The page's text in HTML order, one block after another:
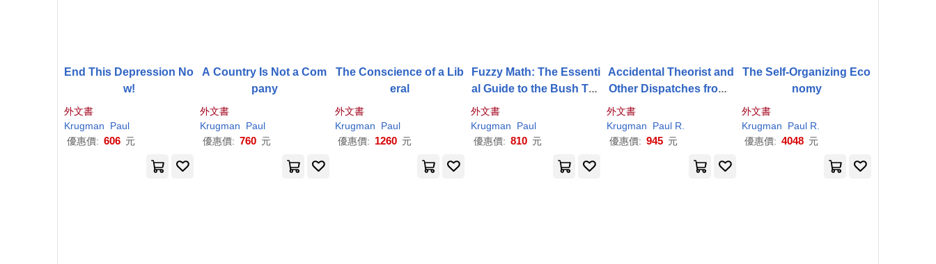
End This Depression No
w!
外文書
Krugman
Paul
優惠價: 606 元
A Country Is Not a Com
pany
外文書
Krugman
Paul
優惠價: 760 元
The Conscience of a Lib
eral
外文書
Krugman
Paul
優惠價: 1260 元
Fuzzy Math: The Essenti
al Guide to the Bush Tax
外文書
Krugman
Paul
優惠價: 810 元
Accidental Theorist and
Other Dispatches from t
he Dismal Science
外文書
Krugman
PaulR.
優惠價: 945 元
The Self-Organizing Eco
nomy
外文書
Krugman
Paul R.
優惠價: 4048 元